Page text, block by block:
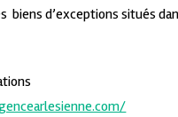
biens d’exceptions situés